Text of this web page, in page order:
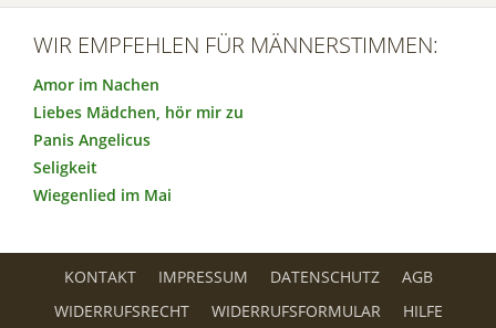
WIR EMPFEHLEN FÜR MÄNNERSTIMMEN:
Amor im Nachen
Liebes Mädchen, hör mir zu
Panis Angelicus
Seligkeit
Wiegenlied im Mai
KONTAKT IMPRESSUM DATENSCHUTZ
AGB
WIDERRUFSRECHT
WIDERRUFSFORMULAR
HILFE